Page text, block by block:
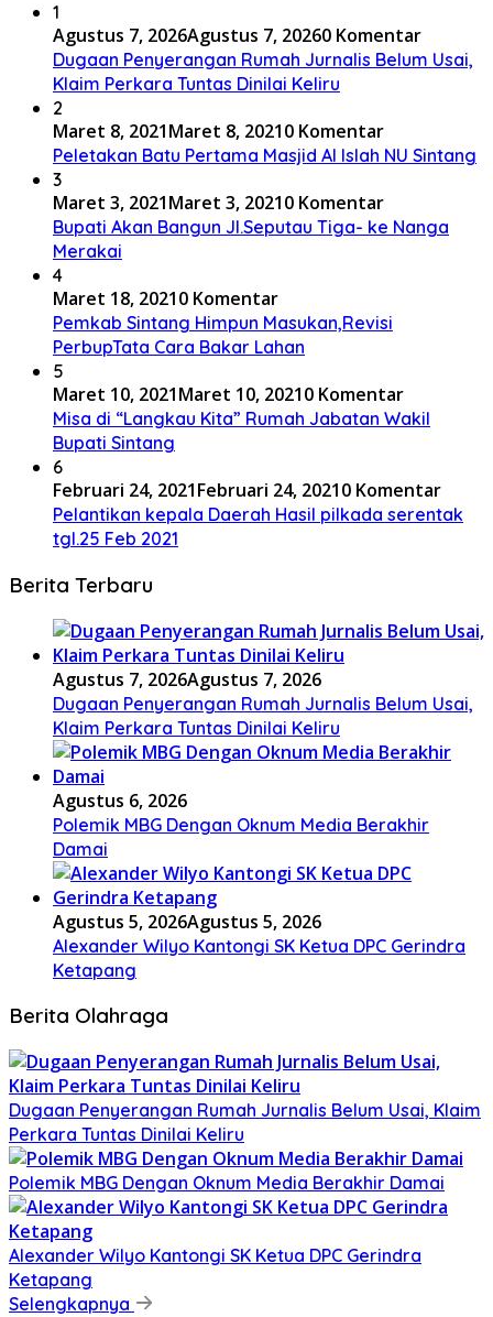
1
Agustus 7, 2026Agustus 7, 20260 Komentar
Dugaan Penyerangan Rumah Jurnalis Belum Usai,
Klaim Perkara Tuntas Dinilai Keliru
2
Maret 8, 2021Maret 8, 20210 Komentar
Peletakan Batu Pertama Masjid Al Islah NU Sintang
3
Maret 3, 2021Maret 3, 20210 Komentar
Bupati Akan Bangun Jl.Seputau Tiga- ke Nanga
Merakai
4
Maret 18, 20210 Komentar
Pemkab Sintang Himpun Masukan,Revisi
PerbupTata Cara Bakar Lahan
5
Maret 10, 2021Maret 10, 20210 Komentar
Misa di “Langkau Kita” Rumah Jabatan Wakil
Bupati Sintang
6
Februari 24, 2021Februari 24, 20210 Komentar
Pelantikan kepala Daerah Hasil pilkada serentak
tgl.25 Feb 2021
Berita Terbaru
Agustus 7, 2026Agustus 7, 2026
Dugaan Penyerangan Rumah Jurnalis Belum Usai,
Klaim Perkara Tuntas Dinilai Keliru
Agustus 6, 2026
Polemik MBG Dengan Oknum Media Berakhir
Damai
Agustus 5, 2026Agustus 5, 2026
Alexander Wilyo Kantongi SK Ketua DPC Gerindra
Ketapang
Berita Olahraga
Dugaan Penyerangan Rumah Jurnalis Belum Usai, Klaim
Perkara Tuntas Dinilai Keliru
Polemik MBG Dengan Oknum Media Berakhir Damai
Alexander Wilyo Kantongi SK Ketua DPC Gerindra
Ketapang
Selengkapnya